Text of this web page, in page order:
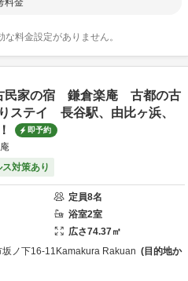
料金
な料金設定がありません。
民家の宿 鎌倉楽庵 古都の古
ステイ 長谷駅、由比ヶ浜、
即予約
対策あり
定員8名
浴室2室
広さ74.37㎡
坂ノ下16-11 Kamakura Rakuan
目的地か